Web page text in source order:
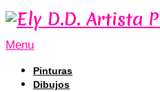
Menu
Pinturas
Dibujos